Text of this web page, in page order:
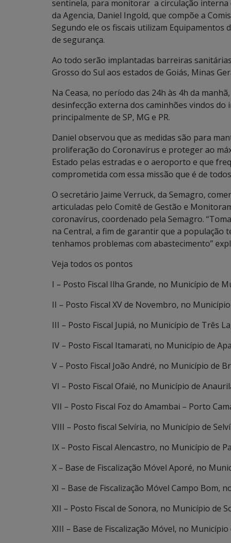
sentinela, para monitorar a circulação
da Agencia, Daniel Ingold, que compõe a
Segundo ele os fiscais utilizam Equipamentos
de segurança.
Ao todo serão implantadas barreiras
Grosso do Sul aos estados de Goiás, Minas
Na Ceasa, no período das 24h às 4h da
desinfecção externa dos caminhões vindos
principalmente de SP, MG e PR.
Daniel observou que as medidas são para
proliferação do Coronavírus e proteger ao
Estado pelas estradas e o aeroporto e que
comprometida com essa missão que é de
O secretário Jaime Verruck, da Semagro,
articuladas pelo Comitê de Gestão e
coronavírus, coordenado pela Semagro.
na Central, a fim de garantir que a população
tenhamos problemas com abastecimento”
Veja todos os pontos
I – Posto Fiscal Ilha Grande, no Município de
II – Posto Fiscal XV de Novembro, no
III – Posto Fiscal Jupiá, no Município de Três
IV – Posto Fiscal Itamarati, no Município de
V – Posto Fiscal João André, no Município de
VI – Posto Fiscal Ofaié, no Município de
VII – Posto Fiscal Foz do Amambai – Porto
VIII – Posto fiscal Selvíria, no Município de
IX – Posto Fiscal Alencastro, no Município de
X – Base de Fiscalização Móvel Aporé, no
XI – Base de Fiscalização Móvel Campo Bom,
XII – Posto Fiscal de Sonora, no Município de
XIII – Base de Fiscalização Móvel, no Município